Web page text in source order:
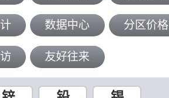
数据中心 分区价格
友好往来